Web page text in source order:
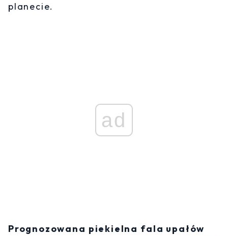
planecie.
ad
Prognozowana piekielna fala upałów